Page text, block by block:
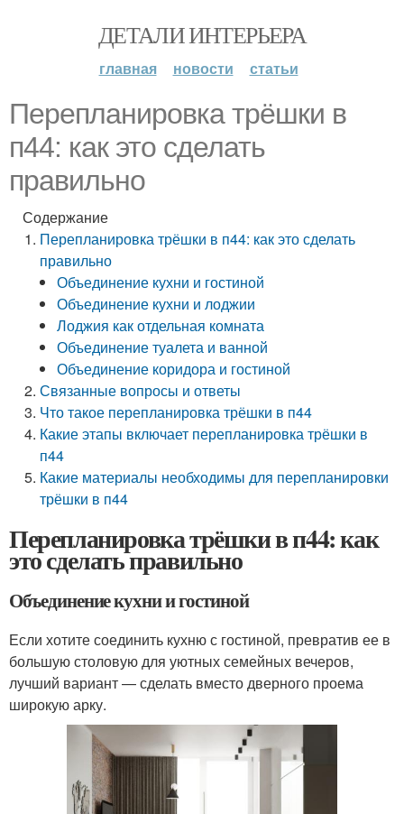
ДЕТАЛИ ИНТЕРЬЕРА
главная новости статьи
Перепланировка трёшки в
п44: как это сделать
правильно
Содержание
Перепланировка трёшки в п44: как это сделать
правильно
Объединение кухни и гостиной
Объединение кухни и лоджии
Лоджия как отдельная комната
Объединение туалета и ванной
Объединение коридора и гостиной
Связанные вопросы и ответы
Что такое перепланировка трёшки в п44
Какие этапы включает перепланировка трёшки в
п44
Какие материалы необходимы для перепланировки
трёшки в п44
Перепланировка трёшки в п44: как
это сделать правильно
Объединение кухни и гостиной
Если хотите соединить кухню с гостиной, превратив ее в
большую столовую для уютных семейных вечеров,
лучший вариант — сделать вместо дверного проема
широкую арку.